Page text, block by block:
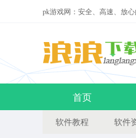
pk游戏网：安全、高速、放心
首页
软件教程 软件